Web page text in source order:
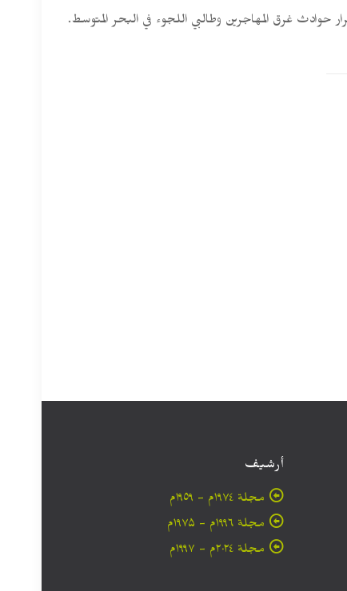
غرق المهاجرين وطالبي اللجوء في البحر المتوسط.
أرشيف
مجلة ۱۹۷٤م - ١٩٥٩م
مجلة ۱۹۹٦م - ۱۹۷۵م
مجلة ۲۰۲٤م - ۱۹۹۷م